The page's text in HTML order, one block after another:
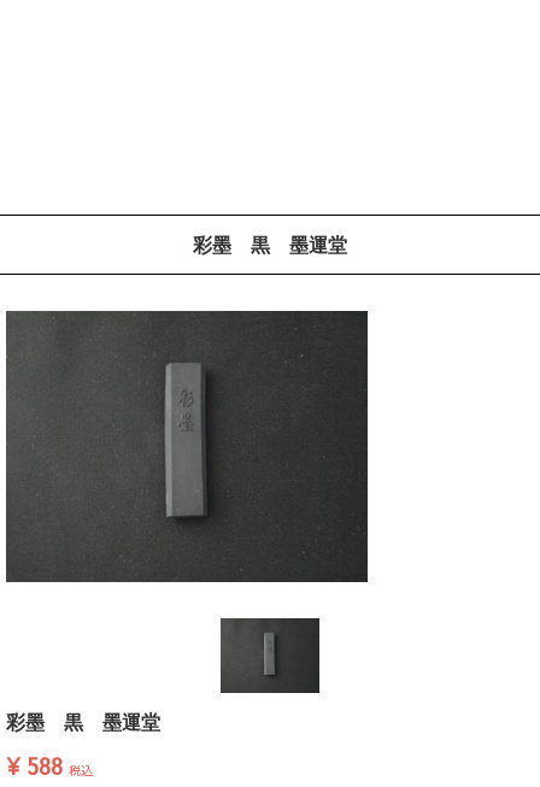
彩墨 黒 墨運堂
彩墨 黒 墨運堂
¥ 588 税込